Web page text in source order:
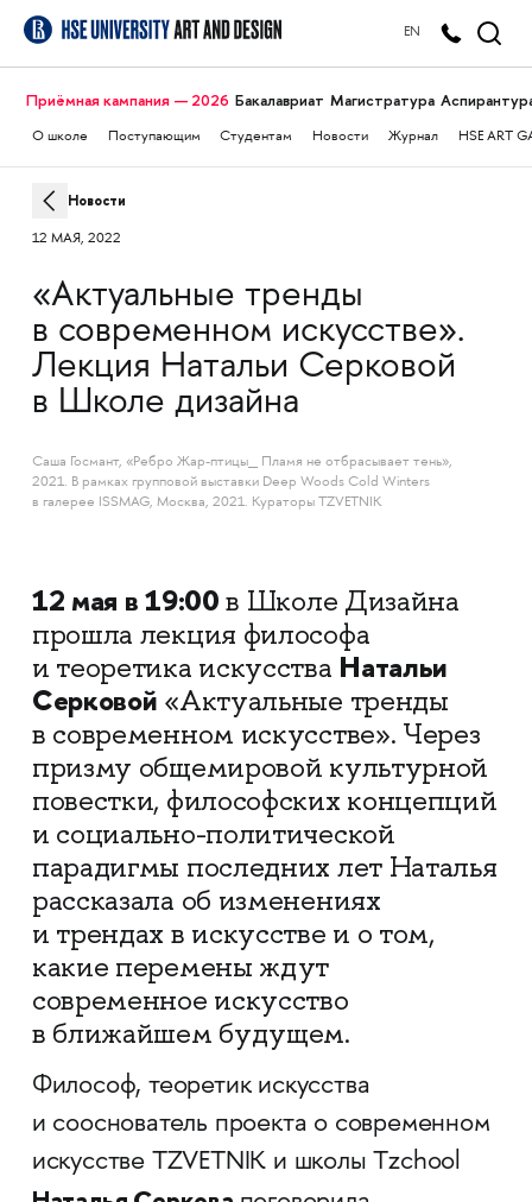
EN
Приёмная кампания — 2026 Бакалавриат Магистратура
О школе Поступающим Студентам Новости Журнал HSE ART
Новости
12 МАЯ, 2022
«Актуальные тренды
в современном искусстве».
Лекция Натальи Серковой
в Школе дизайна
Саша Госмант, «Ребро Жар-птицы_ Пламя не отбрасывает тень»,
2021. В рамках групповой выставки Deep Woods Cold Winters
в галерее ISSMAG, Москва, 2021. Кураторы TZVETNIK
12 мая в 19:00 в Школе Дизайна
прошла лекция философа
и теоретика искусства Натальи
Серковой «Актуальные тренды
в современном искусстве». Через
призму общемировой культурной
повестки, философских концепций
и социально-политической
парадигмы последних лет Наталья
рассказала об изменениях
и трендах в искусстве и о том,
какие перемены ждут
современное искусство
в ближайшем будущем.
Философ, теоретик искусства
и сооснователь проекта о современном
искусстве TZVETNIK и школы Tzchool